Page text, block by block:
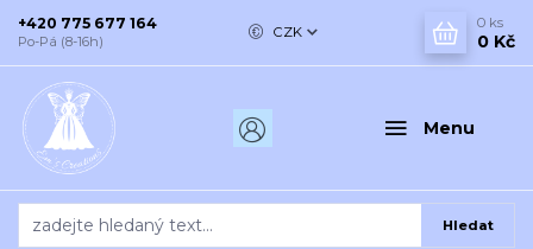
Menu
CZK
Hledat
+420 775 677 164
Po-Pá (8-16h)
0 ks
0 Kč